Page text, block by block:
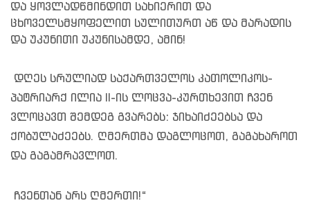
და ყოვლადწმინდით სახიერით და
ცხოველსმყოფელით სულითურთ აწ და მარადის
და უკუნითი უკუნისამდე, ამინ!
დღეს სრულიად საქართველოს კათოლიკოს-
პატრიარქ ილია II-ის ლოცვა-კურთხევით ჩვენ
ვლოცავთ შემდეგ გვარებს: ჯიხაიძეებსა და
ქობულაძეებს. ღმერთმა დაგლოცოთ, გაგახაროთ
და გაგამრავლოთ.
ჩვენთან არს ღმერთი!“